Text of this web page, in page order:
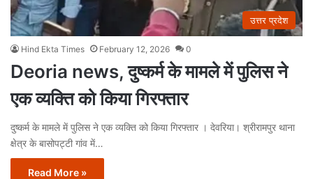
उत्तर प्रदेश
Hind Ekta Times February 12, 2026 0
Deoria news, दुष्कर्म के मामले में पुलिस ने
एक व्यक्ति को किया गिरफ्तार
दुष्कर्म के मामले में पुलिस ने एक व्यक्ति को किया गिरफ्तार । देवरिया। श्रीरामपुर थाना
क्षेत्र के बासोपट्टी गांव में…
Read More »